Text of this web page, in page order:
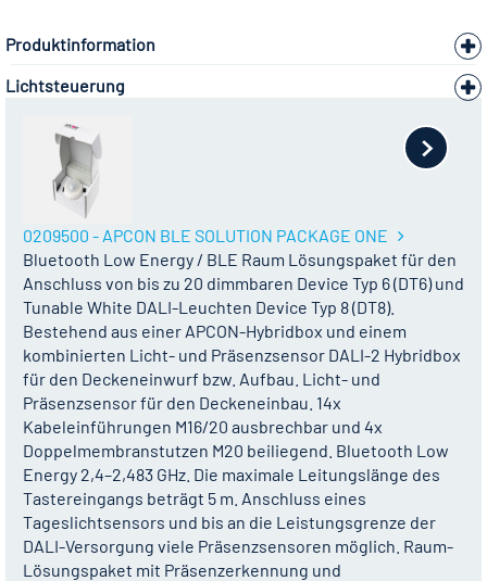
Produktinformation
Lichtsteuerung
0209500 - APCON BLE SOLUTION PACKAGE ONE
Bluetooth Low Energy / BLE Raum Lösungspaket für den
Anschluss von bis zu 20 dimmbaren Device Typ 6 (DT6) und
Tunable White DALI-Leuchten Device Typ 8 (DT8).
Bestehend aus einer APCON-Hybridbox und einem
kombinierten Licht- und Präsenzsensor DALI-2 Hybridbox
für den Deckeneinwurf bzw. Aufbau. Licht- und
Präsenzsensor für den Deckeneinbau. 14x
Kabeleinführungen M16/20 ausbrechbar und 4x
Doppelmembranstutzen M20 beiliegend. Bluetooth Low
Energy 2,4–2,483 GHz. Die maximale Leitungslänge des
Tastereingangs beträgt 5 m. Anschluss eines
Tageslichtsensors und bis an die Leistungsgrenze der
DALI-Versorgung viele Präsenzsensoren möglich. Raum-
Lösungspaket mit Präsenzerkennung und